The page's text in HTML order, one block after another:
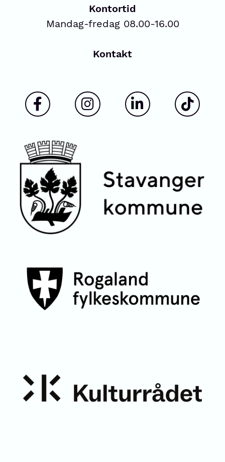
Kontortid
Mandag-fredag 08.00-16.00
Kontakt